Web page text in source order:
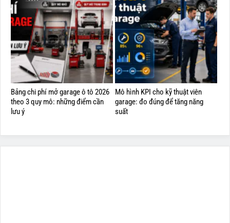
Bảng chi phí mở garage ô tô 2026
theo 3 quy mô: những điểm cần
lưu ý
Mô hình KPI cho kỹ thuật viên
garage: đo đúng để tăng năng
suất